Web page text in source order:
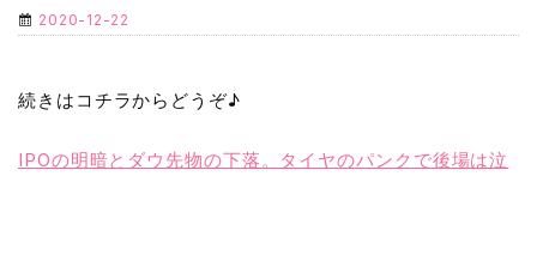
2020-12-22
続きはコチラからどうぞ♪
IPOの明暗とダウ先物の下落。タイヤのパンクで後場は泣